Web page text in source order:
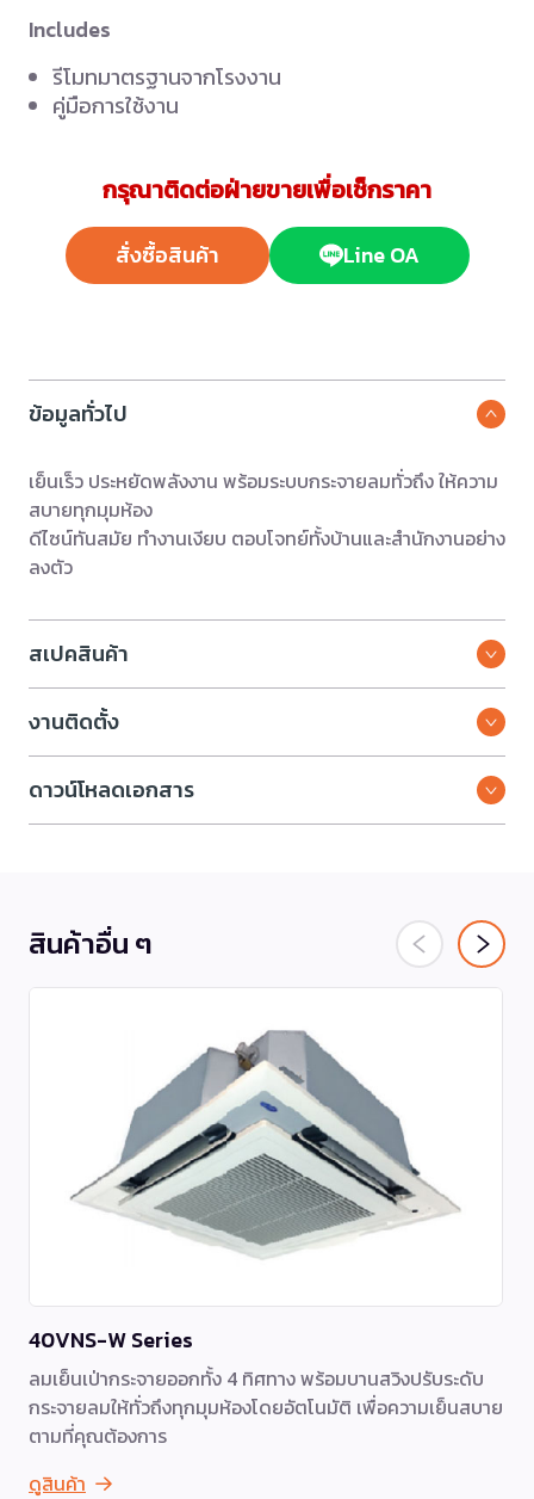
Includes
รีโมทมาตรฐานจากโรงงาน
คู่มือการใช้งาน
กรุณาติดต่อฝ่ายขายเพื่อเช็กราคา
สั่งซื้อสินค้า Line OA
ข้อมูลทั่วไป
เย็นเร็ว ประหยัดพลังงาน พร้อมระบบกระจายลมทั่วถึง ให้ความ
สบายทุกมุมห้อง
ดีไซน์ทันสมัย ทำงานเงียบ ตอบโจทย์ทั้งบ้านและสำนักงานอย่าง
ลงตัว
สเปคสินค้า
งานติดตั้ง
ดาวน์โหลดเอกสาร
สินค้าอื่น ๆ
40VNS-W Series
ลมเย็นเป่ากระจายออกทั้ง 4 ทิศทาง พร้อมบานสวิงปรับระดับ
กระจายลมให้ทั่วถึงทุกมุมห้องโดยอัตโนมัติ เพื่อความเย็นสบาย
ตามที่คุณต้องการ
ดูสินค้า